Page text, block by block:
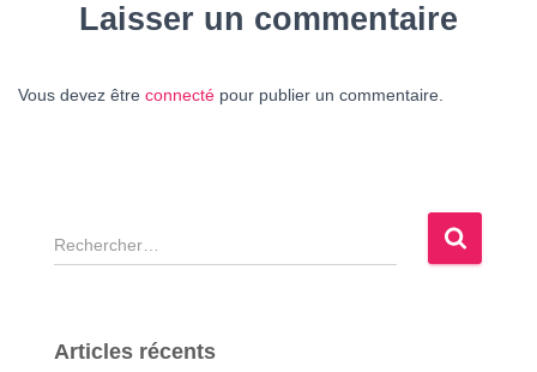
Laisser un commentaire
Vous devez être connecté pour publier un commentaire.
R
e
e
Articles récents